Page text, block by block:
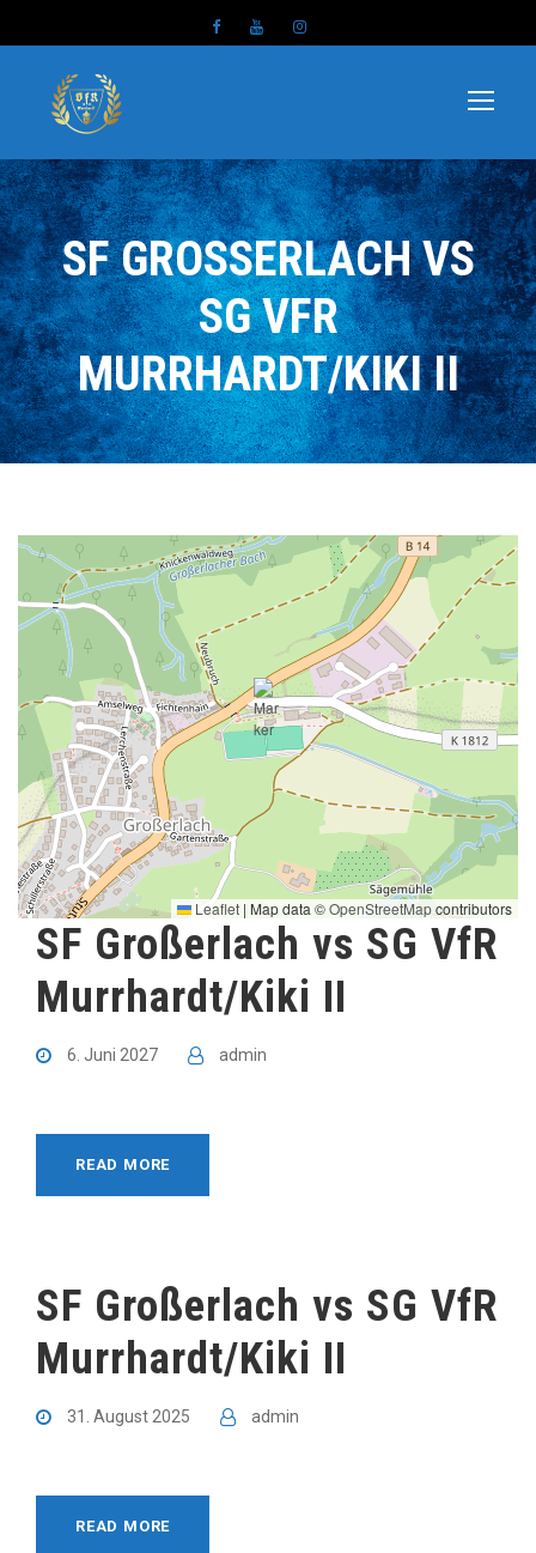
SF GROSSERLACH VS S
G VFR M
URRHARDT/KIKI II
Leaflet | Map data ©OpenStreetMapcontributors
SF Großerlach vs SG VfR
Murrhardt/Kiki II
6. Juni 2027 admin
READ MORE
SF Großerlach vs SG VfR
Murrhardt/Kiki II
31. August 2025 admin
READ MORE